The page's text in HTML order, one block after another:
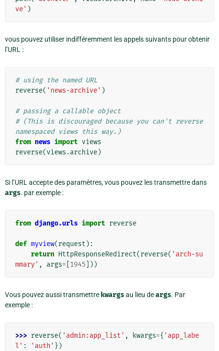
ve' )
vous pouvez utiliser indifféremment les appels suivants pour obtenir
l’URL :
# using the named URL
reverse( 'news-archive' )
# passing a callable object
# (This is discouraged because you can't reverse
namespaced views this way.)
from news import views
reverse(views .archive)
Si l’URL accepte des paramètres, vous pouvez les transmettre dans
args. par exemple :
from django.urls import reverse
def myview(request ):
return HttpResponseRedirect(reverse( 'arch-su
mmary' , args= 1945 ]))
Vous pouvez aussi transmettre kwargsau lieu deargs. Par
exemple :
>>> reverse( 'admin:app_list' , kwargs={ 'app_labe
l' : 'auth' })